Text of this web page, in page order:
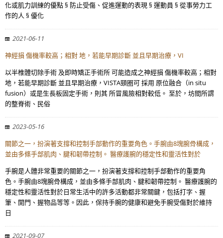
化或肌力訓練的優點 § 防止受傷、促進運動的表現 § 運動員 § 從事勞力工
作的人 § 優化
2021-06-11
神經損 傷機率較高；相對 地，若能早期診斷 並且早期治療，VI
以半椎體切除手術 及即時矯正手術所 可能造成之神經損 傷機率較高；相對
地，若能早期診斷 並且早期治療，VISTA頸圈可 採用 原位融合（in situ
fusion）或是生長板固定手術，則其 所冒風險相對較低。 至於，坊間所謂
的整脊術、民俗
2023-05-16
關節之一，扮演著支撐和控制手部動作的重要角色。手腕由8塊腕骨構成，
並由多條手部肌肉、腱和韌帶控制。 醫療護腕的穩定性和靈活性對於
手腕是人體非常重要的關節之一，扮演著支撐和控制手部動作的重要角
色。手腕由8塊腕骨構成，並由多條手部肌肉、腱和韌帶控制。 醫療護腕的
穩定性和靈活性對於日常生活中的許多活動都非常關鍵，包括打字、握
筆、開門、握物品等等。因此，保持手腕的健康和避免手腕受傷對於維持
日
2021-09-07